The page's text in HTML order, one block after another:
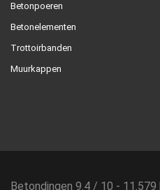
Betonpoeren
Betonelementen
Trottoirbanden
Muurkappen
Betondingen 9.4 / 10 - 11.579